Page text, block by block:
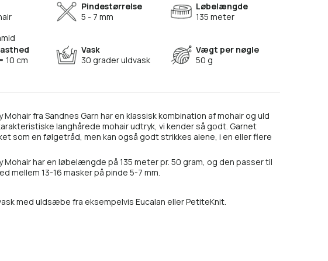
Pindestørrelse
5 - 7 mm
Løbelængde
135 meter
10 cm
Vask
30 grader uldvask
Vægt per nøgle
50 g
Mohair fra Sandnes Garn har en klassisk kombination af mohair og uld
langhårede mohair udtryk, vi kender så godt. Garnet
som en følgetråd, men kan også godt strikkes alene, i en eller flere
Mohair har en løbelængde på 135 meter pr. 50 gram, og den passer til
mellem 13-16 masker på pinde 5-7 mm.
med uldsæbe fra eksempelvis Eucalan eller PetiteKnit.